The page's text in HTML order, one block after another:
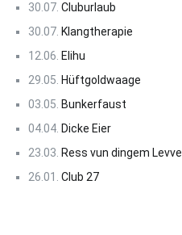
30.07. Cluburlaub
30.07. Klangtherapie
12.06. Elihu
29.05. Hüftgoldwaage
03.05. Bunkerfaust
04.04. Dicke Eier
23.03. Ress vun dingem Levve
26.01. Club 27